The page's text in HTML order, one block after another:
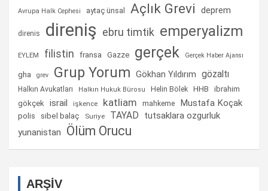
Avrupa Halk Cephesi aytaç ünsal Açlık Grevi deprem
direnis direniş ebru timtik emperyalizm
EYLEM filistin fransa Gazze gerçek Gerçek Haber Ajansı
gha grev Grup Yorum Gökhan Yıldırım gözaltı
Halkın Avukatları Halkın Hukuk Bürosu Helin Bölek HHB
ibrahim
gökçek israil işkence katliam mahkeme Mustafa Koçak
polis sibel balaç Suriye TAYAD
tutsaklara ozgurluk
yunanistan
Ölüm Orucu
ARŞİV